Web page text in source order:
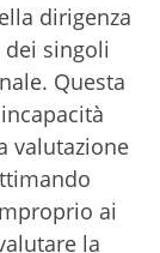
dirigenza
singoli
Questa
valutazione
ai
la